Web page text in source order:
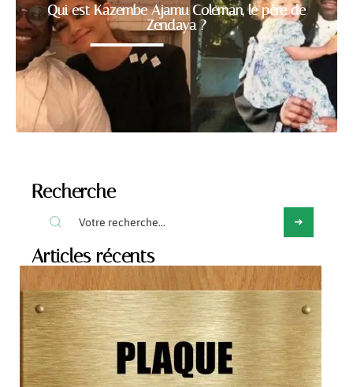
Qui est Kazembe Ajamu Coleman, le père de
Zendaya ?
Recherche
Articles récents